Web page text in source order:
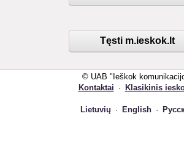
Tęsti m.ieskok.lt
© UAB "Ieškok
Kontaktai · Klasikinis
Lietuvių · English ·